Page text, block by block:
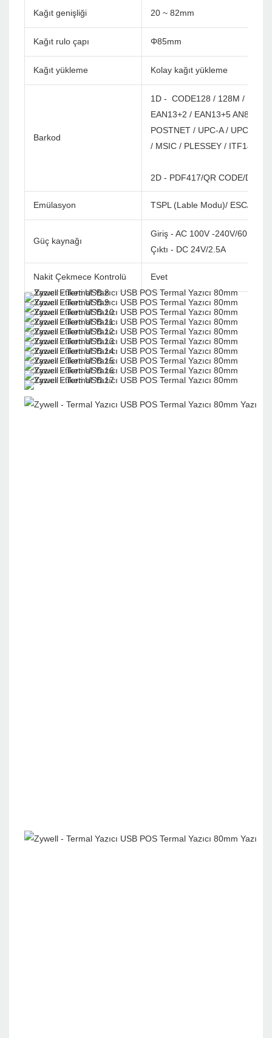
Kağıt genişliği 20 ~ 82mm
Kağıt rulo çapı Φ85mm
Kağıt yükleme Kolay kağıt yükleme
Barkod
1D - CODE128 / 128M /
EAN13+2 / EAN13+5 AN8 /
POSTNET / UPC-A / UPCA+2
/ MSIC / PLESSEY / ITF14 /
2D - PDF417/QR CODE/DATA
Emülasyon TSPL (Lable Modu)/ ESC/
Güç kaynağı
Giriş - AC 100V -240V/60Hz
Çıktı - DC 24V/2.5A
Nakit Çekmece Kontrolü Evet